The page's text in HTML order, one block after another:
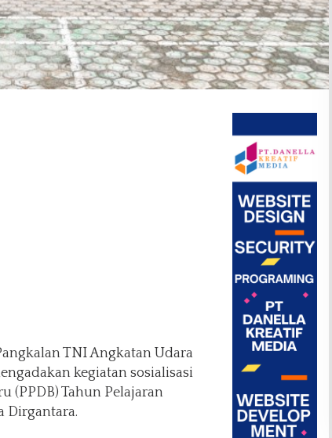
TNI Angkatan Udara
kegiatan sosialisasi
(PPDB) Tahun Pelajaran
Dirgantara.